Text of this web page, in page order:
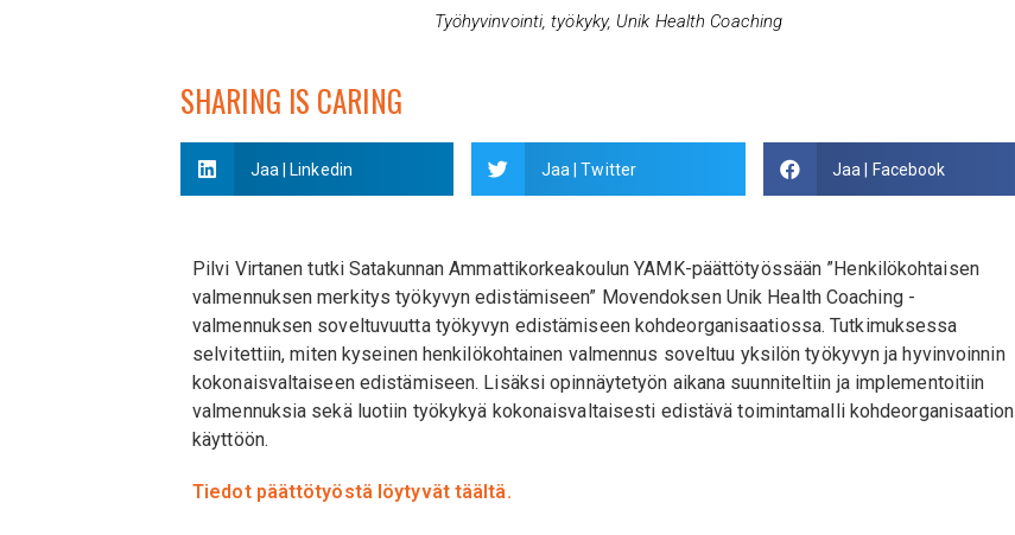
Työhyvinvointi,työkyky, Unik Health Coaching
SHARING IS CARING
Jaa | Linkedin Jaa | Twitter Jaa | Facebook
Pilvi Virtanen tutki Satakunnan Ammattikorkeakoulun YAMK-päättötyössään ”Henkilökohtaisen
valmennuksen merkitys työkyvyn edistämiseen” Movendoksen Unik Health Coaching -
valmennuksen soveltuvuutta työkyvyn edistämiseen kohdeorganisaatiossa. Tutkimuksessa
selvitettiin, miten kyseinen henkilökohtainen valmennus soveltuu yksilön työkyvyn ja hyvinvoinnin
kokonaisvaltaiseen edistämiseen. Lisäksi opinnäytetyön aikana suunniteltiin ja implementoitiin
valmennuksia sekä luotiin työkykyä kokonaisvaltaisesti edistävä toimintamalli kohdeorganisaation
käyttöön.
Tiedot päättötyöstä löytyvät täältä.